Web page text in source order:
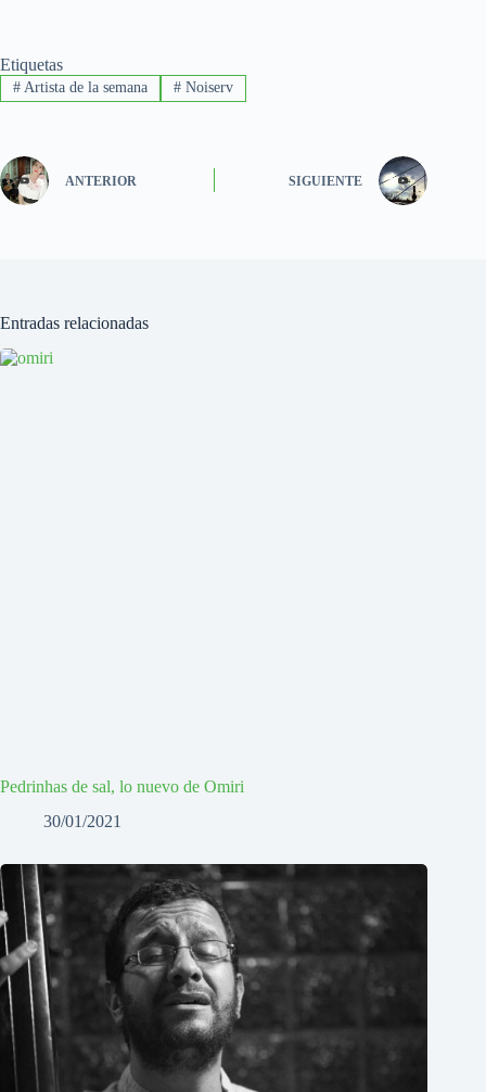
Etiquetas
#Artista de la semana #Noiserv
ANTERIOR SIGUIENTE
Entradas relacionadas
Pedrinhas de sal, lo nuevo de Omiri
30/01/2021